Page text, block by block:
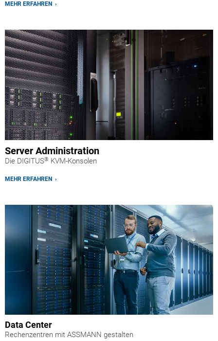
MEHR ERFAHREN ›
Server Administration
Die DIGITUS® KVM-Konsolen
MEHR ERFAHREN ›
Data Center
Rechenzentren mit ASSMANN gestalten